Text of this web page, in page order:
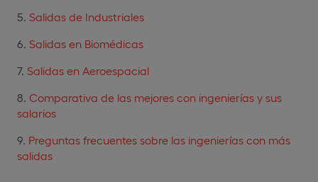
Salidas de Industriales
Salidas en Biomédicas
Salidas en Aeroespacial
Comparativa de las mejores con ingenierías y sus
salarios
Preguntas frecuentes sobre las ingenierías con más
salidas